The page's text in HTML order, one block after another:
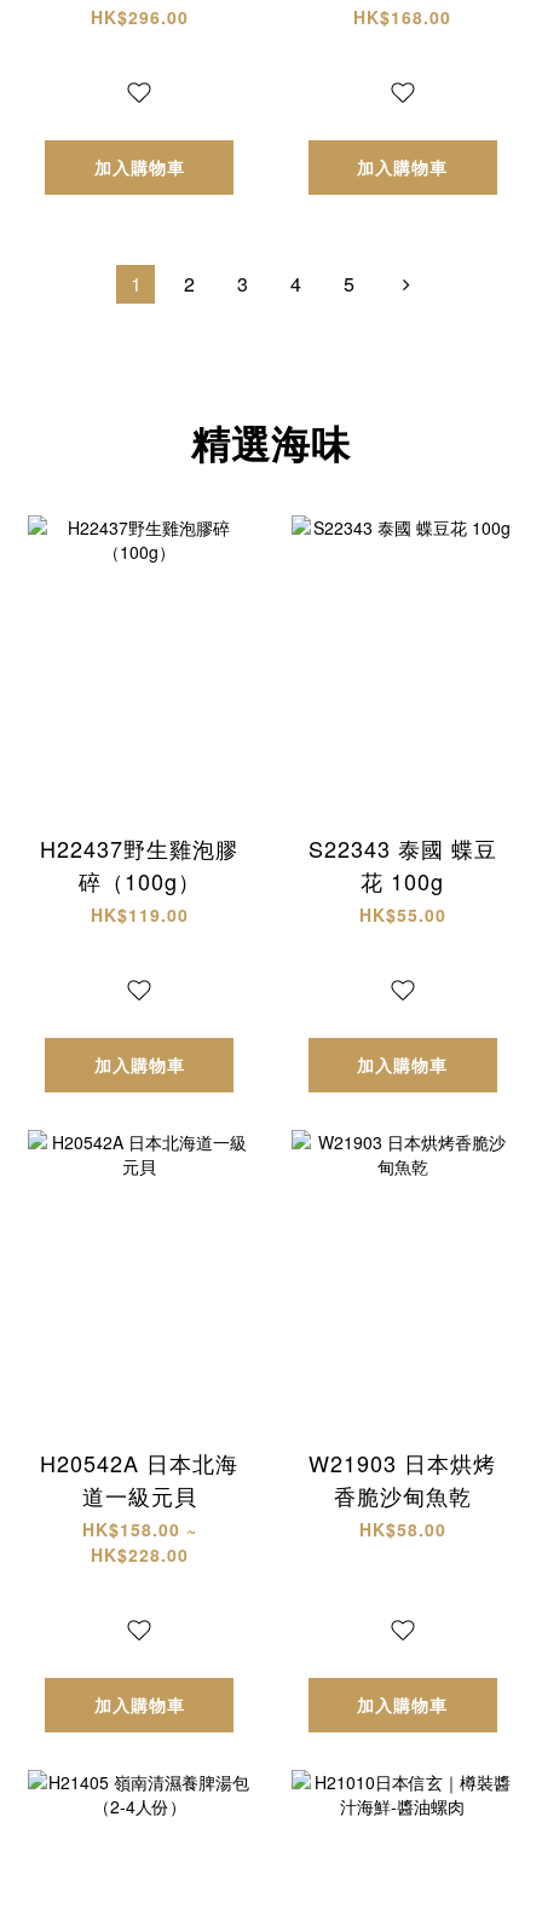
HK$296.00
加入購物車
HK$168.00
加入購物車
1 2 3 4 5
精選海味
H22437野生雞泡膠
碎（100g）
HK$119.00
加入購物車
S22343 泰國 蝶豆
花 100g
HK$55.00
加入購物車
H20542A 日本北海
道一級元貝
HK$158.00 ~
HK$228.00
加入購物車
W21903 日本烘烤
香脆沙甸魚乾
HK$58.00
加入購物車